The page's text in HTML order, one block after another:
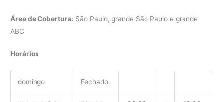
Área de Cobertura: São Paulo, grande São Paulo e grande
ABC
Horários
domingo Fechado